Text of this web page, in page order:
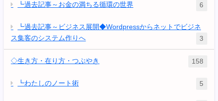
┗過去記事～お金の満ちる循環の世界 6
┗過去記事～ビジネス展開◆Wordpressからネットでビジネ
ス集客のシステム作りへ
3
◇生き方・在り方・つぶやき 158
┗わたしのノート術 5